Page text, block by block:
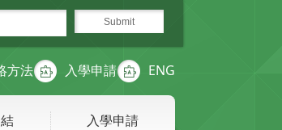
方法 入學申請 ENG
入學申請